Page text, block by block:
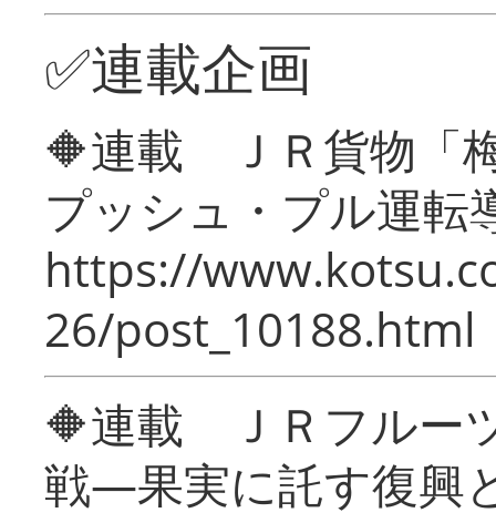
✅連載企画
🔶連載 ＪＲ貨物「
プッシュ・プル運転
https://
26/post_10188.html
🔶連載 ＪＲフルー
戦―果実に託す復興